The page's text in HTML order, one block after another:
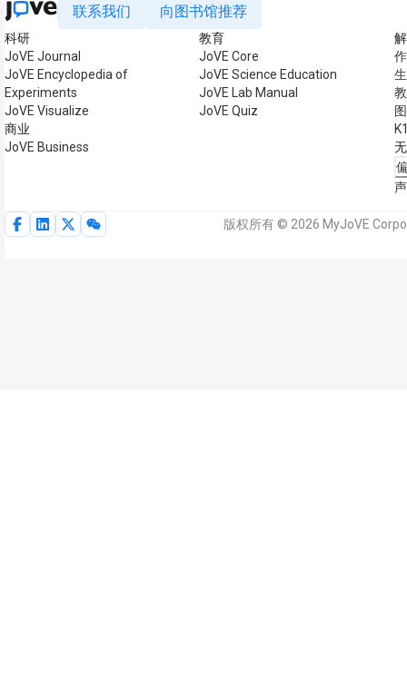
联系我们 向图书馆推荐
科研
JoVE Journal
JoVE Encyclopedia of
Experiments
JoVE Visualize
商业
JoVE Business
教育
JoVE Core
JoVE Science Education
JoVE Lab Manual
JoVE Quiz
版权所有 © 2026 MyJoVE